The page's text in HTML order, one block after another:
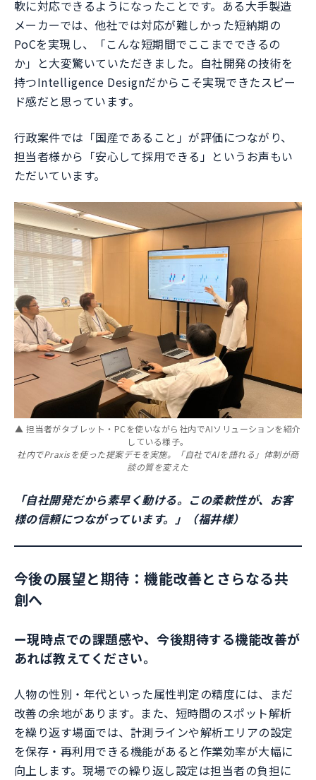
軟に対応できるようになったことです。ある大手製造
メーカーでは、他社では対応が難しかった短納期の
PoCを実現し、「こんな短期間でここまでできるの
か」と大変驚いていただきました。自社開発の技術を
持つIntelligence Designだからこそ実現できたスピー
ド感だと思っています。
行政案件では「国産であること」が評価につながり、
担当者様から「安心して採用できる」というお声もい
ただいています。
▲ 担当者がタブレット・PCを使いながら社内でAIソリューションを紹介
している様子。
社内でPraxisを使った提案デモを実施。「自社でAIを語れる」体制が商
談の質を変えた
「自社開発だから素早く動ける。この柔軟性が、お客
様の信頼につながっています。」（福井様）
今後の展望と期待：機能改善とさらなる共
創へ
ー現時点での課題感や、今後期待する機能改善が
あれば教えてください。
人物の性別・年代といった属性判定の精度には、まだ
改善の余地があります。また、短時間のスポット解析
を繰り返す場面では、計測ラインや解析エリアの設定
を保存・再利用できる機能があると作業効率が大幅に
向上します。現場での繰り返し設定は担当者の負担に